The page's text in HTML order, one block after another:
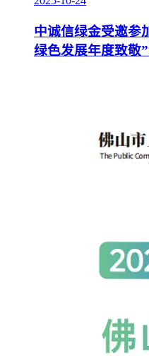
中诚信绿金受邀参
绿色发展年度致敬